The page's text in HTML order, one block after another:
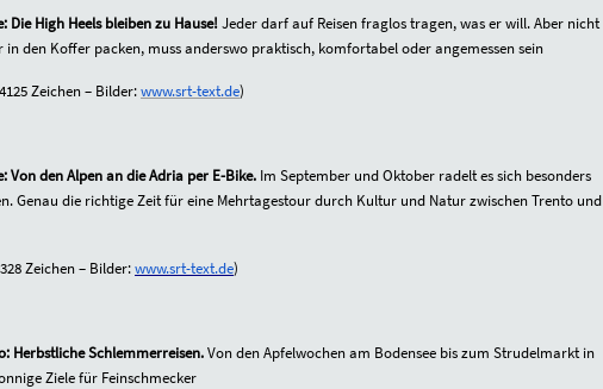
Die High Heels bleiben zu Hause!Jeder darf auf Reisen fraglos tragen, was er will. Aber nicht
in den Koffer packen, muss anderswo praktisch, komfortabel oder angemessen sein
Zeichen – Bilder:www.srt-text.de)
Von den Alpen an die Adria per E-Bike. Im September und Oktober radelt es sich besonders
Genau die richtige Zeit für eine Mehrtagestour durch Kultur und Natur zwischen Trento und
Zeichen – Bilder:www.srt-text.de)
Herbstliche Schlemmerreisen.Von den Apfelwochen am Bodensee bis zum Strudelmarkt in
Ziele für Feinschmecker